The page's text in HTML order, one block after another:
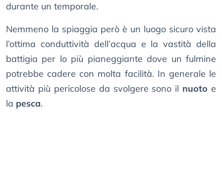
durante un temporale.
Nemmeno la spiaggia però è un luogo sicuro vista
l’ottima conduttività dell’acqua e la vastità della
battigia per lo più pianeggiante dove un fulmine
potrebbe cadere con molta facilità. In generale le
attività più pericolose da svolgere sono il nuoto e
la pesca.